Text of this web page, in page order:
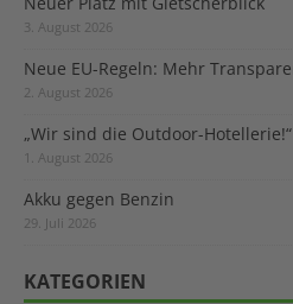
3. August 2026
Neue EU-Regeln: Mehr
2. August 2026
„Wir sind die Outdoor-Hotellerie!“
1. August 2026
Akku gegen Benzin
29. Juli 2026
KATEGORIEN